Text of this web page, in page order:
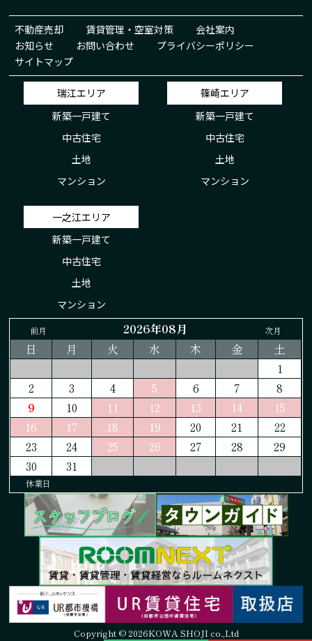
不動産売却 賃貸管理・空室対策
会社案内
お知らせ
お問い合わせ
プライバシーポリシー
サイトマップ
瑞江エリア
新築一戸建て
中古住宅
土地
マンション
篠崎エリア
新築一戸建て
中古住宅
土地
マンション
一之江エリア
新築一戸建て
中古住宅
土地
マンション
前月 2026年08月 次月
日 月 火 水 木 金
土
1
2
3 4 5 6 7
8
9
10 11 12 13 14
15
16
17 18 19 20 21
22
23
24 25 26 27 28
29
30
31
休業日
Copyright © 2026KOWA SHOJI co.,Ltd